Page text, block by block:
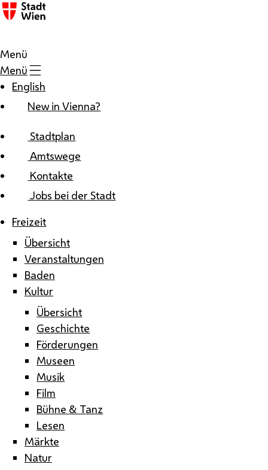
Zum Inhalt
Menü
Menü
English
New in Vienna?
Stadtplan
Amtswege
Kontakte
Jobs bei der Stadt
Freizeit
Übersicht
Veranstaltungen
Baden
Kultur
Übersicht
Geschichte
Förderungen
Museen
Musik
Film
Bühne & Tanz
Lesen
Märkte
Natur